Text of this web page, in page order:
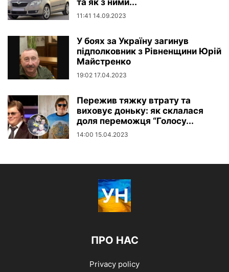
та як з ними...
11:41 14.09.2023
У боях за Україну загинув
підполковник з Рівненщини Юрій
Майстренко
19:02 17.04.2023
Пережив тяжку втрату та
виховує доньку: як склалася
доля переможця “Голосу...
14:00 15.04.2023
ПРО НАС
Privacy policy